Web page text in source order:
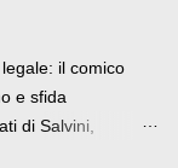
il comico
e sfida
di Salvini,